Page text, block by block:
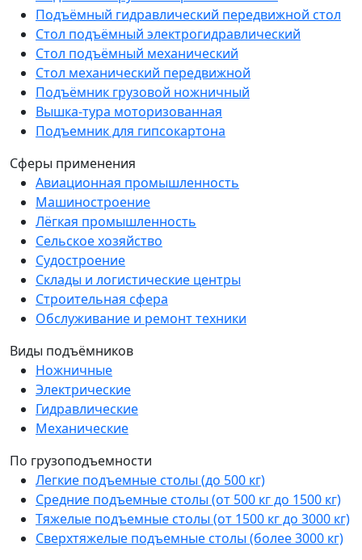
Подъёмный гидравлический передвижной стол
Стол подъёмный электрогидравлический
Стол подъёмный механический
Стол механический передвижной
Подъёмник грузовой ножничный
Вышка-тура моторизованная
Подъемник для гипсокартона
Сферы применения
Авиационная промышленность
Машиностроение
Лёгкая промышленность
Сельское хозяйство
Судостроение
Склады и логистические центры
Строительная сфера
Обслуживание и ремонт техники
Виды подъёмников
Ножничные
Электрические
Гидравлические
Механические
По грузоподъемности
Легкие подъемные столы (до 500 кг)
Средние подъемные столы (от 500 кг до 1500 кг)
Тяжелые подъемные столы (от 1500 кг до 3000 кг)
Сверхтяжелые подъемные столы (более 3000 кг)